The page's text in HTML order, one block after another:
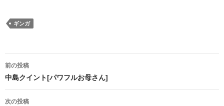
ギンガ
投
稿
ナ
前の投稿
中島クイント[パワフルお母さん]
次の投稿